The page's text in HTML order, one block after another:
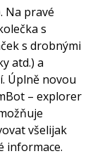
Na pravé
s
s drobnými
atd.) a
Úplně novou
– explorer
všelijak
informace.